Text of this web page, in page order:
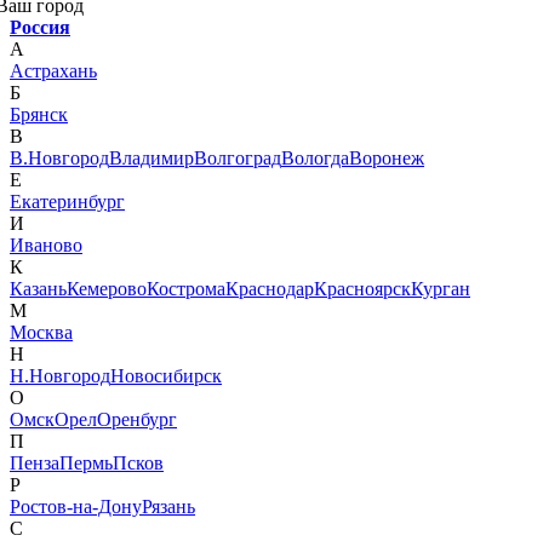
город
Россия
А
Астрахань
Б
Брянск
В
В.НовгородВладимирВолгоградВологдаВоронеж
Е
Екатеринбург
И
Иваново
К
КазаньКемеровоКостромаКраснодарКрасноярскКурган
М
Москва
Н
Н.НовгородНовосибирск
О
ОмскОрелОренбург
П
ПензаПермьПсков
Р
Ростов-на-ДонуРязань
С